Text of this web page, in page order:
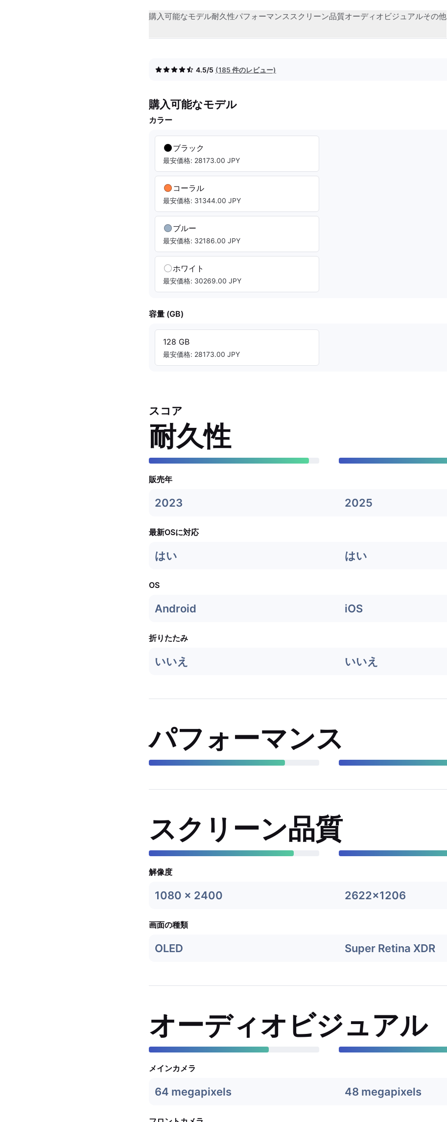
購入可能なモデル耐久性パフォーマンススクリーン品質オーディオビジュアルその他
4.5/5 (185 件のレビュー)
購入可能なモデル
カラー
ブラック
最安価格: 28173.00 JPY
コーラル
最安価格: 31344.00 JPY
ブルー
最安価格: 32186.00 JPY
ホワイト
最安価格: 30269.00 JPY
容量 (GB)
128 GB
最安価格: 28173.00 JPY
スコア
耐久性
販売年
2023 2025
最新OSに対応
はい はい
OS
Android iOS
折りたたみ
いいえ いいえ
パフォーマンス
スクリーン品質
解像度
1080 x 2400 2622x1206
画面の種類
OLED Super Retina XDR
オーディオビジュアル
メインカメラ
64 megapixels 48 megapixels